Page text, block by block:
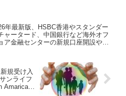
年最新版、HSBC香港やスタンダー
ャータード、中国銀行など海外オフ
ア金融センターの新規口座開設や維
規受け入
ンライフ
Amarican